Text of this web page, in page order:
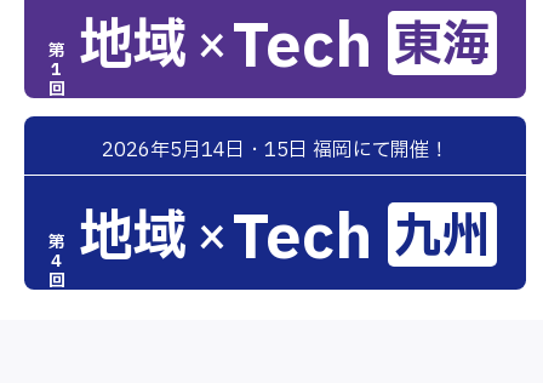
第
1
回
地域 ×Tech 東海
2026年5月14日・15日 福岡にて開催！
第
4
回
地域 ×Tech 九州